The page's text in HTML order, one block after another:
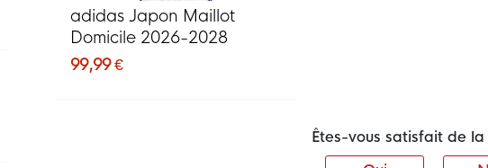
adidas Japon Maillot
Domicile 2026-2028
99,99 €
Êtes-vous satisfait de la